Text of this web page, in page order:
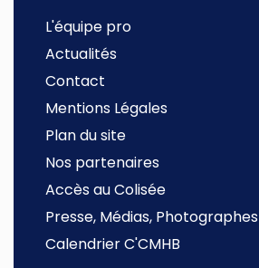
L'équipe pro
Actualités
Contact
Mentions Légales
Plan du site
Nos partenaires
Accès au Colisée
Presse, Médias, Photographes
Calendrier C'CMHB